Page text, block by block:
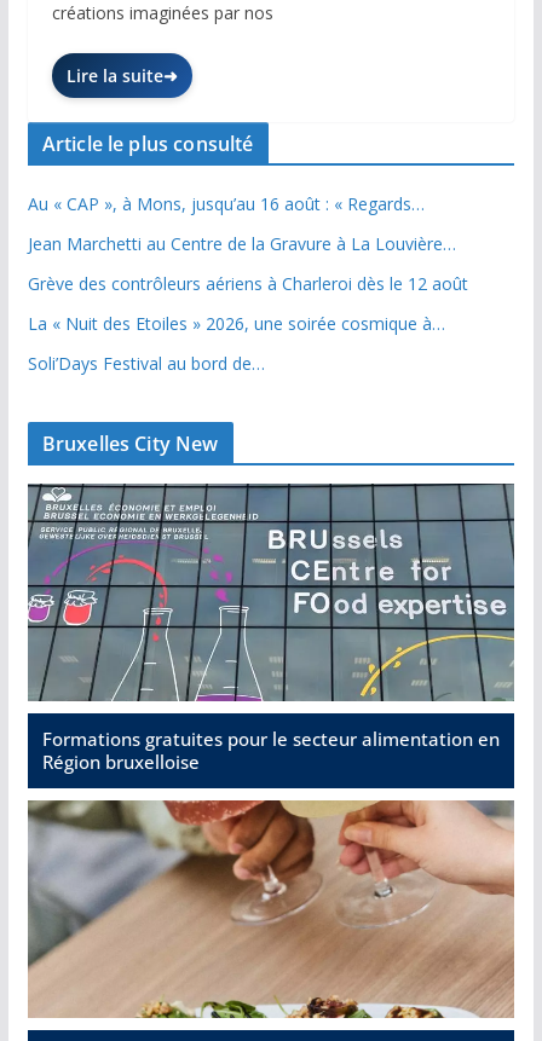
créations imaginées par nos
Lire la suite
Article le plus consulté
Au « CAP », à Mons, jusqu’au 16 août : « Regards…
Jean Marchetti au Centre de la Gravure à La Louvière…
Grève des contrôleurs aériens à Charleroi dès le 12 août
La « Nuit des Etoiles » 2026, une soirée cosmique à…
Soli’Days Festival au bord de…
Bruxelles City New
Formations gratuites pour le secteur alimentation en
Région bruxelloise